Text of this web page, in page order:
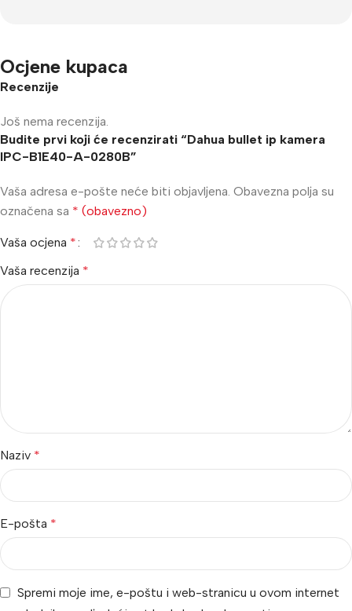
Ocjene kupaca
Recenzije
Još nema recenzija.
Budite prvi koji će recenzirati “Dahua bullet ip kamera
IPC-B1E40-A-0280B”
Vaša adresa e-pošte neće biti objavljena. Obavezna polja su
označena sa * (obavezno)
Vaša ocjena *
Vaša recenzija *
Naziv *
E-pošta *
Spremi moje ime, e-poštu i web-stranicu u ovom internet